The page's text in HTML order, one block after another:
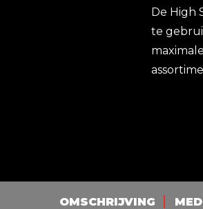
De High
te
OMSCHRIJVING